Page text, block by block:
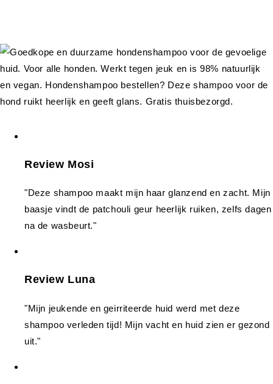
Review Mosi
"Deze shampoo maakt mijn haar glanzend en zacht. Mijn
baasje vindt de patchouli geur heerlijk ruiken, zelfs dagen
na de wasbeurt."
Review Luna
"Mijn jeukende en geirriteerde huid werd met deze
shampoo verleden tijd! Mijn vacht en huid zien er gezond
uit."